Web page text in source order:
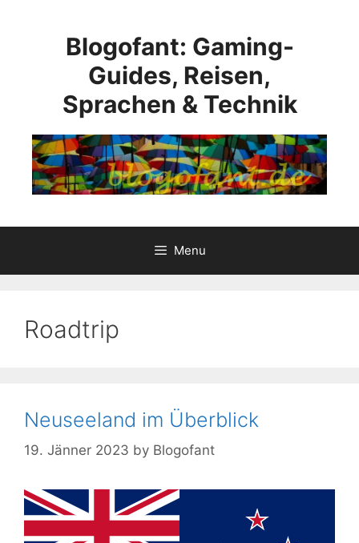
Blogofant: Gaming-
Guides, Reisen,
Sprachen & Technik
Menu
Roadtrip
Neuseeland im Überblick
19. Jänner 2023 by Blogofant